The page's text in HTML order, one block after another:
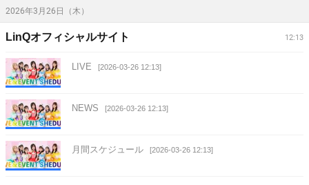
2026年3月26日（木）
12:13
LinQオフィシャルサイト
LIVE [2026-03-26 12:13]
NEWS [2026-03-26 12:13]
月間スケジュール [2026-03-26 12:13]